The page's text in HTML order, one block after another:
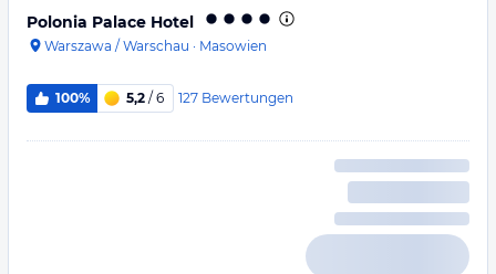
Polonia Palace Hotel
Warszawa / Warschau · Masowien
100% 5,2 / 6 127 Bewertungen